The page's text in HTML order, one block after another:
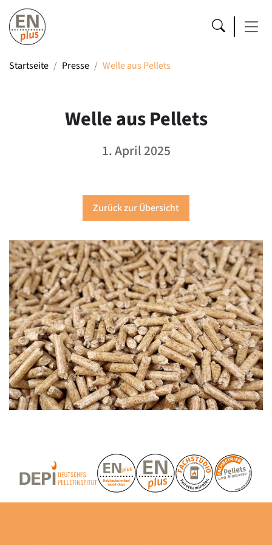
Startseite Presse Welle aus Pellets
Welle aus Pellets
1. April 2025
Zurück zur Übersicht